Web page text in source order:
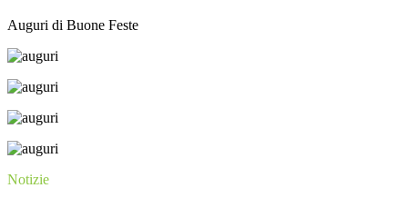
Auguri di Buone Feste
Notizie